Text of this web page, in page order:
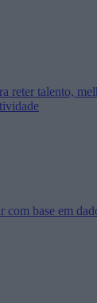
reter talento,
base em